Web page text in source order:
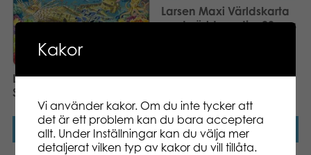
Larsen Maxi Djurlivet i
Stilla havet 66 pcs pussel
Läs mer
Larsen Maxi Världskarta
med världens djur 28 pcs
Läs mer
Kakor
Vi använder kakor. Om du inte tycker att
det är ett problem kan du bara acceptera
allt. Under Inställningar kan du välja mer
detaljerat vilken typ av kakor du vill tillåta.